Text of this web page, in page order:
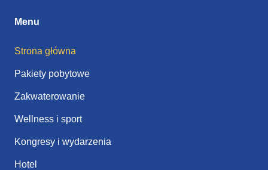
Menu
Strona główna
Pakiety pobytowe
Zakwaterowanie
Wellness i sport
Kongresy i wydarzenia
Hotel